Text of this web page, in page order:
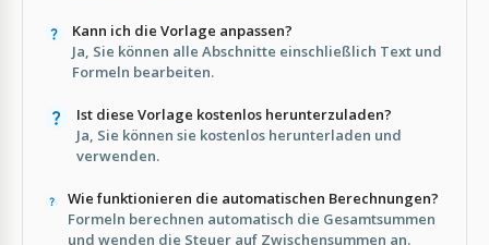
Kann ich die Vorlage anpassen?
Ja, Sie können alle Abschnitte einschließlich Text und
Formeln bearbeiten.
Ist diese Vorlage kostenlos herunterzuladen?
Ja, Sie können sie kostenlos herunterladen und
verwenden.
Wie funktionieren die automatischen Berechnungen?
Formeln berechnen automatisch die Gesamtsummen
und wenden die Steuer auf Zwischensummen an.